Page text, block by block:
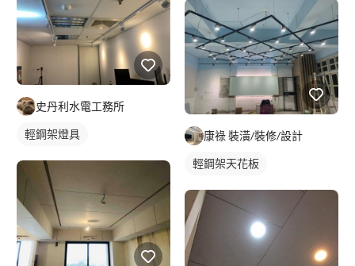
史丹利水電工務所
輕鋼架燈具 康祿 裝潢/裝修/設計
輕鋼架天花板